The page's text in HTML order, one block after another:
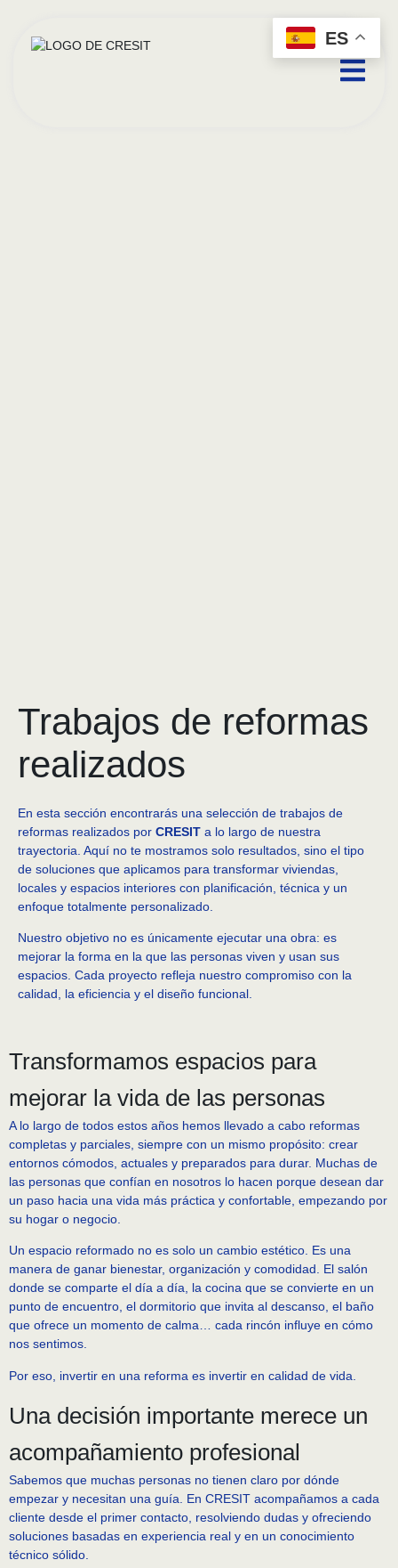
Trabajos de reformas
realizados
En esta sección encontrarás una selección de trabajos de
reformas realizados por CRESIT a lo largo de nuestra
trayectoria. Aquí no te mostramos solo resultados, sino el tipo
de soluciones que aplicamos para transformar viviendas,
locales y espacios interiores con planificación, técnica y un
enfoque totalmente personalizado.
Nuestro objetivo no es únicamente ejecutar una obra: es
mejorar la forma en la que las personas viven y usan sus
espacios. Cada proyecto refleja nuestro compromiso con la
calidad, la eficiencia y el diseño funcional.
Transformamos espacios para
mejorar la vida de las personas
A lo largo de todos estos años hemos llevado a cabo reformas
completas y parciales, siempre con un mismo propósito: crear
entornos cómodos, actuales y preparados para durar. Muchas de
las personas que confían en nosotros lo hacen porque desean dar
un paso hacia una vida más práctica y confortable, empezando por
su hogar o negocio.
Un espacio reformado no es solo un cambio estético. Es una
manera de ganar bienestar, organización y comodidad. El salón
donde se comparte el día a día, la cocina que se convierte en un
punto de encuentro, el dormitorio que invita al descanso, el baño
que ofrece un momento de calma… cada rincón influye en cómo
nos sentimos.
Por eso, invertir en una reforma es invertir en calidad de vida.
Una decisión importante merece un
acompañamiento profesional
Sabemos que muchas personas no tienen claro por dónde
empezar y necesitan una guía. En CRESIT acompañamos a cada
cliente desde el primer contacto, resolviendo dudas y ofreciendo
soluciones basadas en experiencia real y en un conocimiento
técnico sólido.
ES